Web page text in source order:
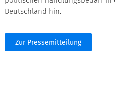
Deutschland hin.
Zur Pressemitteilung